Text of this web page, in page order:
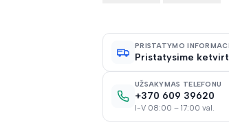
PRISTATYMO
Pristatysime
UŽSAKYMAS TELEFONU
+370 609 39620
I-V 08:00 – 17:00 val.